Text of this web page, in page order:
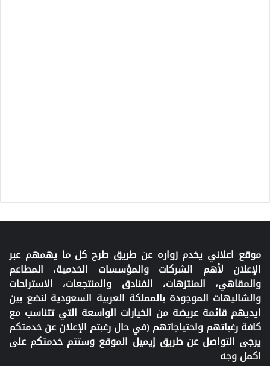
موقع اعلاني يخدم زواره عن طريق طرح كل ما يهمهم عبر
الإعلان لأهم الشركات والمؤسسات الخدمية، المطاعم
والمقاهي، المنتزهات، الفنادق والمنتجعات، الاستراحات
والشاليهات الموجودة بالمملكة العربية السعودية لنضع بين
ايديهم قائمة عريضة من الخيارات الواسعة التي تتناسب مع
كافة رغباتهم واحتياجاتهم (في حال رغبتم الإعلان عن خدمتكم
يرجى التواصل عن طريق إيميل الموقع وستتم خدمتكم على
اكمل وجه